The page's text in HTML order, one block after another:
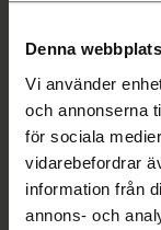
Denna
Vi använder
och annonserna
för sociala
vidarebefordrar
information från
annons- och
2.6.2026 10:01
Arbetet
försvinner